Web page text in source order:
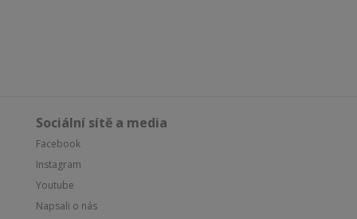
Sociální sítě a media
Facebook
Instagram
Youtube
Napsali o nás